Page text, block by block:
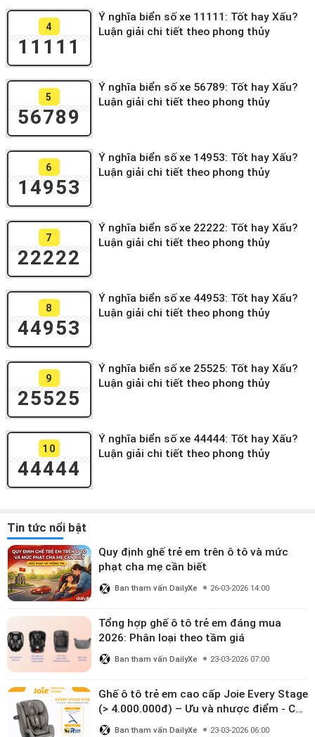
4
11111
Ý nghĩa biển số xe 11111: Tốt hay Xấu?
Luận giải chi tiết theo phong thủy
5
56789
Ý nghĩa biển số xe 56789: Tốt hay Xấu?
Luận giải chi tiết theo phong thủy
6
14953
Ý nghĩa biển số xe 14953: Tốt hay Xấu?
Luận giải chi tiết theo phong thủy
7
22222
Ý nghĩa biển số xe 22222: Tốt hay Xấu?
Luận giải chi tiết theo phong thủy
8
44953
Ý nghĩa biển số xe 44953: Tốt hay Xấu?
Luận giải chi tiết theo phong thủy
9
25525
Ý nghĩa biển số xe 25525: Tốt hay Xấu?
Luận giải chi tiết theo phong thủy
10
44444
Ý nghĩa biển số xe 44444: Tốt hay Xấu?
Luận giải chi tiết theo phong thủy
Tin tức nổi bật
Quy định ghế trẻ em trên ô tô và mức
phạt cha mẹ cần biết
Ban tham vấn DailyXe 26-03-2026 14:00
Tổng hợp ghế ô tô trẻ em đáng mua
2026: Phân loại theo tầm giá
Ban tham vấn DailyXe 23-03-2026 07:00
Ghế ô tô trẻ em cao cấp Joie Every Stage
(> 4.000.000đ) – Ưu và nhược điểm - Có
đáng đầu tư cho bé từ 0–12 tuổi?
Ban tham vấn DailyXe 23-03-2026 06:00